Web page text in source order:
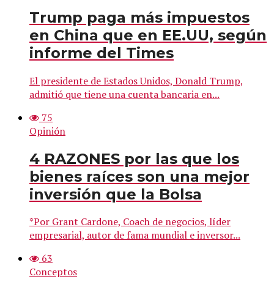
Trump paga más impuestos
en China que en EE.UU, según
informe del Times
El presidente de Estados Unidos, Donald Trump,
admitió que tiene una cuenta bancaria en...
75
Opinión
4 RAZONES por las que los
bienes raíces son una mejor
inversión que la Bolsa
*Por Grant Cardone, Coach de negocios, líder
empresarial, autor de fama mundial e inversor...
63
Conceptos